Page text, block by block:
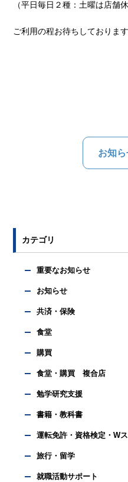
（平日毎日２種：土曜は店舗
ご利用の程お待ちしております
お知
カテゴリ
重要なお知らせ
お知らせ
共済・保険
食堂
購買
食堂・購買 複合店
勉学研究支援
書籍・教科書
運転免許・資格検定・W
旅行・留学
就職活動サポート